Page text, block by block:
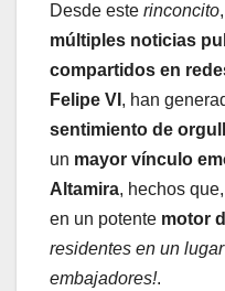
Desde este rinconcito
múltiples noticias
compartidos en
Felipe VI , han
sentimiento de
un mayor vínculo
Altamira, hechos
en un potente motor
residentes en un
embajadores!.